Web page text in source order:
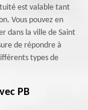
est valable tant
Vous pouvez en
dans la ville de Saint
de répondre à
types de
PB